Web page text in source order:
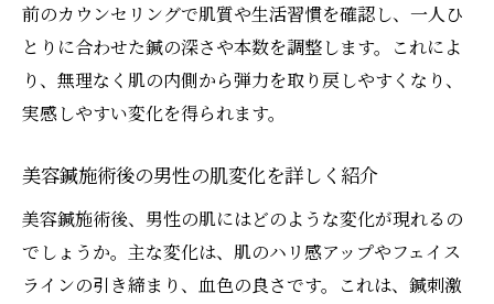
前のカウンセリングで肌質や生活習慣を確認し、一人ひ
とりに合わせた鍼の深さや本数を調整します。これによ
り、無理なく肌の内側から弾力を取り戻しやすくなり、
実感しやすい変化を得られます。
美容鍼施術後の男性の肌変化を詳しく紹介
美容鍼施術後、男性の肌にはどのような変化が現れるの
でしょうか。主な変化は、肌のハリ感アップやフェイス
ラインの引き締まり、血色の良さです。これは、鍼刺激